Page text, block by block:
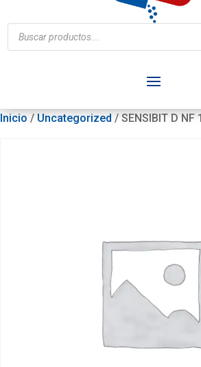
Búsqueda
de
productos
Inicio / Uncategorized / SENSIBIT D NF